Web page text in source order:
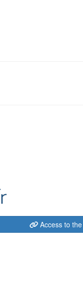
Access to